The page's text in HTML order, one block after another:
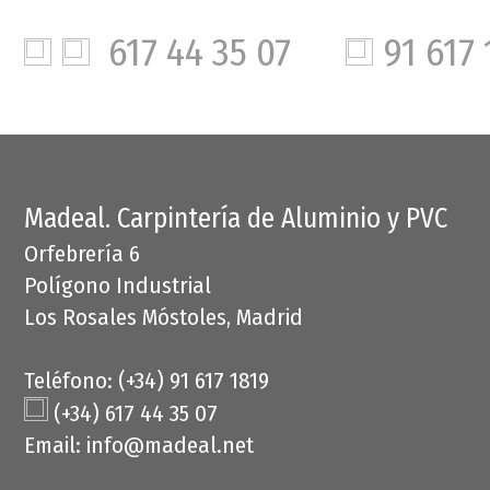
617 44 35 07 91 617
Madeal. Carpintería de Aluminio y PVC
Orfebrería 6
Polígono Industrial
Los Rosales Móstoles, Madrid
Teléfono: (+34) 91 617 1819
(+34) 617 44 35 07
Email: info@madeal.net